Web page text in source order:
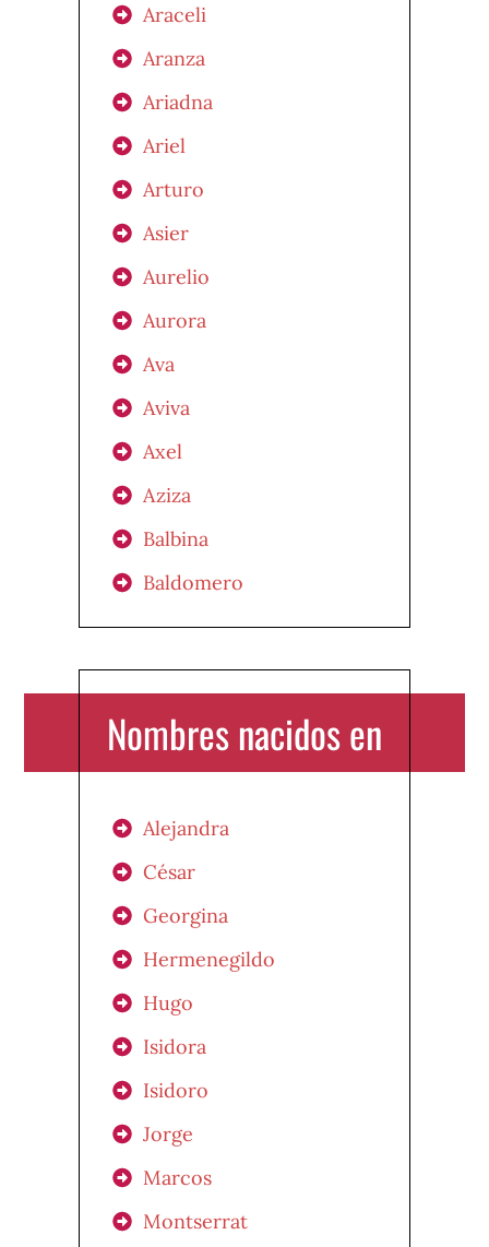
Araceli
Aranza
Ariadna
Ariel
Arturo
Asier
Aurelio
Aurora
Ava
Aviva
Axel
Aziza
Balbina
Baldomero
Nombres nacidos en
Alejandra
César
Georgina
Hermenegildo
Hugo
Isidora
Isidoro
Jorge
Marcos
Montserrat